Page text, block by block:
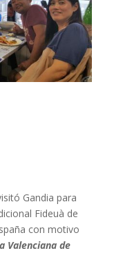
Gandia para
Fideuà de
con motivo
Valenciana de